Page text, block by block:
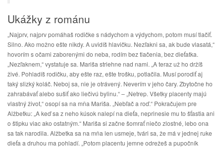
Ukážky z románu
„Najprv, najprv pomáhaš rodičke s nádychom a výdychom, potom musí tlačiť.
Silno. Ako možno ešte nikdy. A uvidíš hlavičku. Nezľakni sa, ak bude vlasatá,“
hovorím s očami zaborenými do neba, rodím bez tlačenia, bez dieťatka.
„Nezľaknem,“ vystatuje sa. Mariša striehne nad nami. „A teraz už ho držíš
živé. Pohladíš rodičku, aby ešte raz, ešte trošku, potlačila. Musí porodiť aj
taký slizký koláč. Neboj sa, nie je otrávený. Neverím v jeho čary. Zbytočne ho
zahrabávať alebo sušiť ako liečivú bylinu.“ – „Netrep. Všetky placenty majú
vlastný život,“ osopí sa na mňa Mariša. „Nebľač a roď.“ Pokračujem pre
Alžbetku: „A keď sa z neho kúsok nalepí na dieťa, neprinesie mu to šťastia ani
o štipku viac ako ostatným.“ Mariša si začne šomrať niečo zlostné, lebo ona
sa tak narodila. Alžbetka sa na mňa len usmeje, tvári sa, že má v jednej ruke
dieťa a druhou ma pohladí. „Potom placentu jemne odrežeš a pupočník